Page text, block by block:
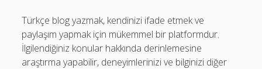
Türkçe blog yazmak, kendinizi ifade etmek ve
paylaşım yapmak için mükemmel bir platformdur.
İlgilendiğiniz konular hakkında derinlemesine
araştırma yapabilir, deneyimlerinizi ve bilginizi diğer